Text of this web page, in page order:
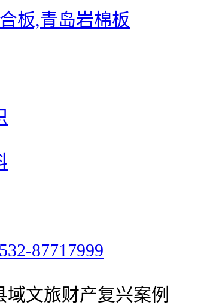
87717999
域文旅财产复兴案例